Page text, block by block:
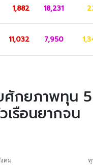
1,882 18,231
11,032 7,950
ศักยภาพทุน
เรือนยากจน
คม